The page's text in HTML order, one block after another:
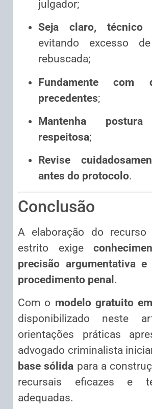
julgador;
Seja claro, técnico
evitando excesso
rebuscada;
Fundamente com
precedentes;
Mantenha
respeitosa;
Revise
antes do protocolo.
Conclusão
A elaboração do recurso
estrito exige
precisão argumentativa
procedimento penal .
Com o modelo gratuito
disponibilizado neste
orientações práticas
advogado criminalista
base sólida para a
recursais eficazes e
adequadas.